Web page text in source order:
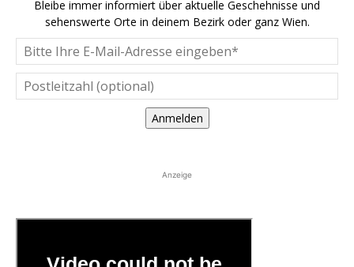
Bleibe immer informiert über aktuelle Geschehnisse und
sehenswerte Orte in deinem Bezirk oder ganz Wien.
Anmelden
Anzeige